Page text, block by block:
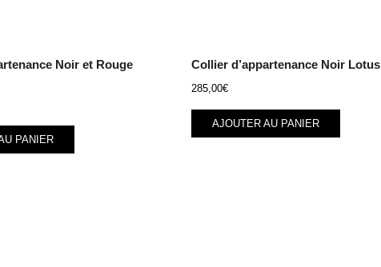
Noir et Rouge
PANIER
Collier d’appartenance Noir Lotus
285,00€
AJOUTER AU PANIER